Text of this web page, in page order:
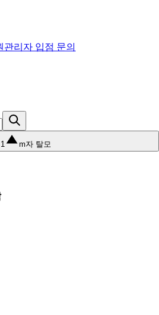
관리자 입점 문의
1 m자 탈모